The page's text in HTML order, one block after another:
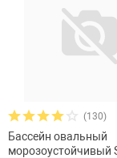
(130)
Бассейн овальный
морозоустойчивый